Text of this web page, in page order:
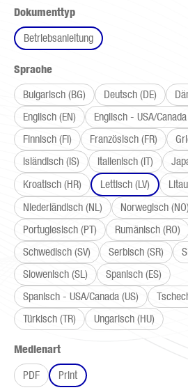
Dokumenttypauswählen
Betriebsanleitung
Spracheauswählen
Bulgarisch (BG)
Deutsch (DE)
Englisch (EN)
Englisch - USA/Canada
Finnisch (FI)
Französisch (FR)
Isländisch (IS)
Italienisch (IT)
Kroatisch (HR)
Lettisch (LV)
Niederländisch (NL)
Norwegisch (NO)
Portugiesisch (PT)
Rumänisch (RO)
Schwedisch (SV)
Serbisch (SR)
Slowenisch (SL)
Spanisch (ES)
Spanisch - USA/Canada (US)
Türkisch (TR)
Ungarisch (HU)
Medienartauswählen
PDF
Print